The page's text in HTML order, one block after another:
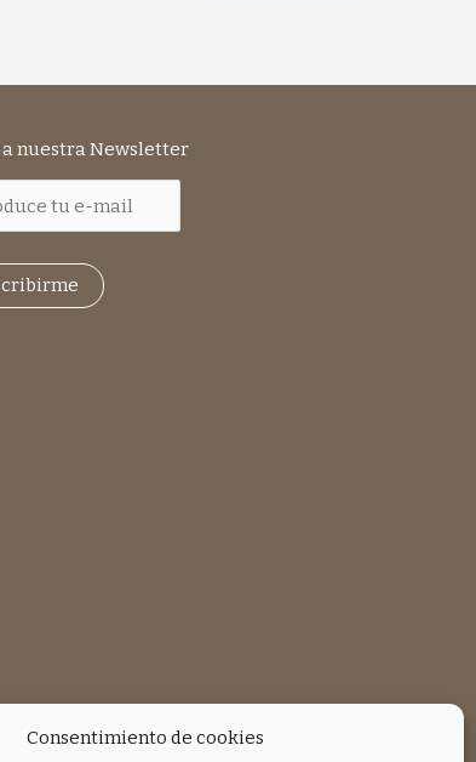
Consentimiento de cookies
nuestra Newsletter